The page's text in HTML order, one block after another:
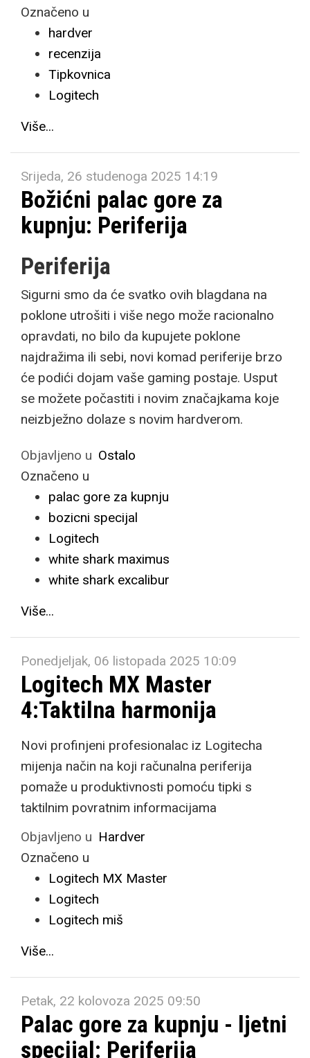
Označeno u
hardver
recenzija
Tipkovnica
Logitech
Više...
Srijeda, 26 studenoga 2025 14:19
Božićni palac gore za
kupnju: Periferija
Periferija
Sigurni smo da će svatko ovih blagdana na
poklone utrošiti i više nego može racionalno
opravdati, no bilo da kupujete poklone
najdražima ili sebi, novi komad periferije brzo
će podići dojam vaše gaming postaje. Usput
se možete počastiti i novim značajkama koje
neizbježno dolaze s novim hardverom.
Objavljeno u Ostalo
Označeno u
palac gore za kupnju
bozicni specijal
Logitech
white shark maximus
white shark excalibur
Više...
Ponedjeljak, 06 listopada 2025 10:09
Logitech MX Master
4:Taktilna harmonija
Novi profinjeni profesionalac iz Logitecha
mijenja način na koji računalna periferija
pomaže u produktivnosti pomoću tipki s
taktilnim povratnim informacijama
Objavljeno u Hardver
Označeno u
Logitech MX Master
Logitech
Logitech miš
Više...
Petak, 22 kolovoza 2025 09:50
Palac gore za kupnju - ljetni
specijal: Periferija